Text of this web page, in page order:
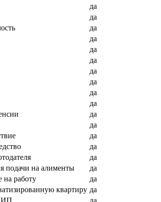
да
да
да
да
да
да
да
да
да
да
да
да
да
да
да
подачи на алименты
да
на работу
да
квартиру да
ИП
да